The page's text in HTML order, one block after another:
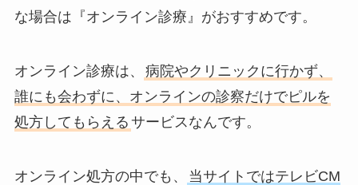
な場合は『オンライン診療』がおすすめです。
オンライン診療は、
病院やクリニックに行かず、
誰にも会わずに、オンラインの診察だけでピルを
処方してもらえる サービスなんです。
オンライン処方の中でも、
当サイトではテレビCM